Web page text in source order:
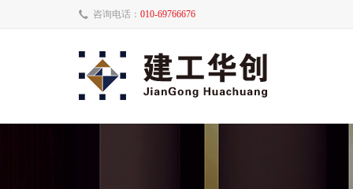
咨询电话： 010-69766676